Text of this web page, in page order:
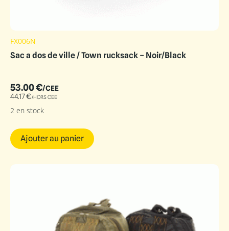
FX006N
Sac a dos de ville / Town rucksack – Noir/Black
53.00€/CEE
44.17€/HORS CEE
2 en stock
Ajouter au panier